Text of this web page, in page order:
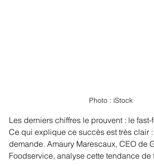
Photo : iStock
Les derniers chiffres le prouvent : le
Ce qui explique ce succès est très clair :
demande. Amaury Marescaux, CEO de
Foodservice, analyse cette tendance de